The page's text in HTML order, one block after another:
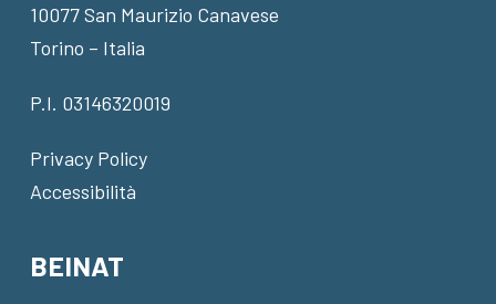
10077 San Maurizio Canavese
Torino – Italia
P.I. 03146320019
Privacy Policy
Accessibilità
BEINAT